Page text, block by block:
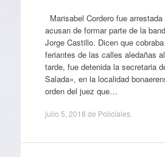
Marisabel Cordero fue
acusan de formar parte de la
Jorge Castillo. Dicen que
feriantes de las calles aledañas
tarde, fue detenida la secretaria
Salada», en la localidad
orden del juez que…
julio 5, 2018 de Policiales.